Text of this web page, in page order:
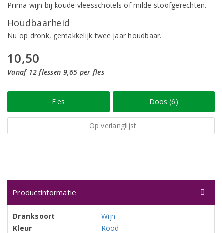
Prima wijn bij koude vleesschotels of milde stoofgerechten.
Houdbaarheid
Nu op dronk, gemakkelijk twee jaar houdbaar.
10,50
Vanaf 12 flessen 9,65 per fles
Fles Doos (6)
Op verlanglijst
Productinformatie
Dranksoort
Wijn
Kleur
Rood